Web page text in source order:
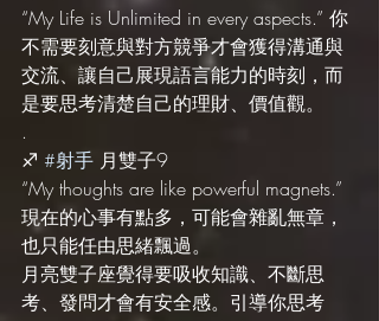
“My Life is Unlimited in every aspects.” 你
不需要刻意與對方競爭才會獲得溝通與
交流、讓自己展現語言能力的時刻，而
是要思考清楚自己的理財、價值觀。
.
♐️ #射手 月雙子9
“My thoughts are like powerful magnets.”
現在的心事有點多，可能會雜亂無章，
也只能任由思緒飄過。
月亮雙子座覺得要吸收知識、不斷思
考、發問才會有安全感。引導你思考